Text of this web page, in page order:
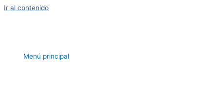
Ir al contenido
Menú principal